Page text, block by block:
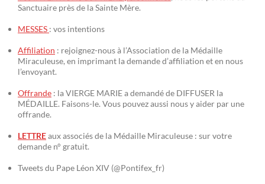
Sanctuaire près de la Sainte Mère.
MESSES : vos intentions
Affiliation : rejoignez-nous à l’Association de la Médaille
Miraculeuse, en imprimant la demande d’affiliation et en nous
l’envoyant.
Offrande : la VIERGE MARIE a demandé de DIFFUSER la
MÉDAILLE. Faisons-le. Vous pouvez aussi nous y aider par une
offrande.
LETTREaux associés de la Médaille Miraculeuse : sur votre
demande n° gratuit.
Tweets du Pape Léon XIV (@Pontifex_fr)